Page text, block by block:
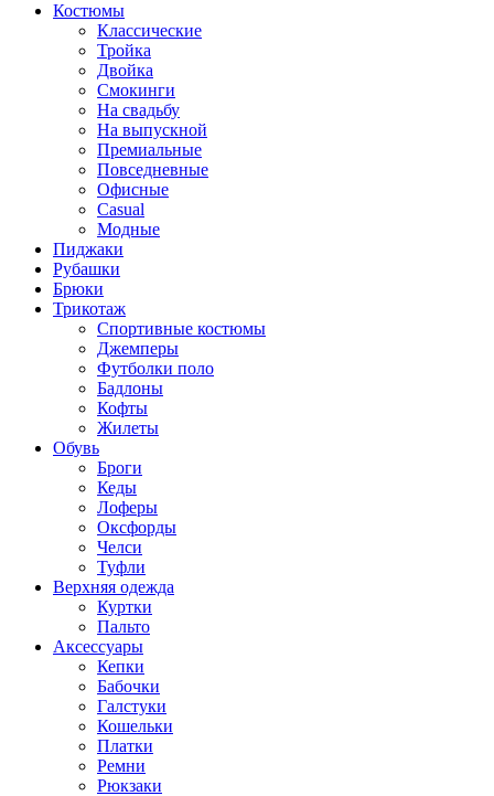
Костюмы
Классические
Тройка
Двойка
Смокинги
На свадьбу
На выпускной
Премиальные
Повседневные
Офисные
Casual
Модные
Пиджаки
Рубашки
Брюки
Трикотаж
Спортивные костюмы
Джемперы
Футболки поло
Бадлоны
Кофты
Жилеты
Обувь
Броги
Кеды
Лоферы
Оксфорды
Челси
Туфли
Верхняя одежда
Куртки
Пальто
Аксессуары
Кепки
Бабочки
Галстуки
Кошельки
Платки
Ремни
Рюкзаки